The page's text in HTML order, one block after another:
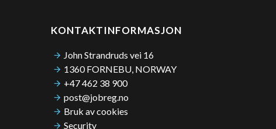
KONTAKTINFORMASJON
John Strandruds vei 16
1360 FORNEBU, NORWAY
+47 462 38 900
post@jobreg.no
Bruk av cookies
Security